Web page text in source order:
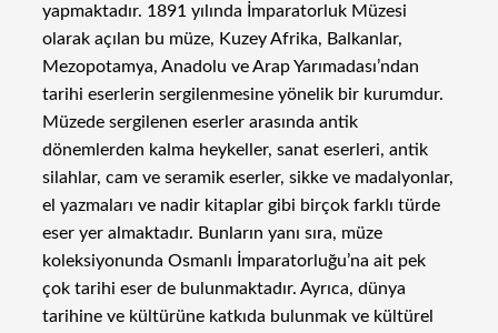
yapmaktadır. 1891 yılında İmparatorluk Müzesi
olarak açılan bu müze, Kuzey Afrika, Balkanlar,
Mezopotamya, Anadolu ve Arap Yarımadası’ndan
tarihi eserlerin sergilenmesine yönelik bir kurumdur.
Müzede sergilenen eserler arasında antik
dönemlerden kalma heykeller, sanat eserleri, antik
silahlar, cam ve seramik eserler, sikke ve madalyonlar,
el yazmaları ve nadir kitaplar gibi birçok farklı türde
eser yer almaktadır. Bunların yanı sıra, müze
koleksiyonunda Osmanlı İmparatorluğu’na ait pek
çok tarihi eser de bulunmaktadır. Ayrıca, dünya
tarihine ve kültürüne katkıda bulunmak ve kültürel